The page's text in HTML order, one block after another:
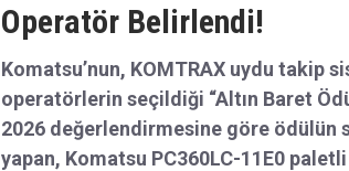
Komatsu, “Altın Baret
Operatör Belirlendi!
Komatsu’nun, KOMTRAX uydu takip
operatörlerin seçildiği “Altın Baret